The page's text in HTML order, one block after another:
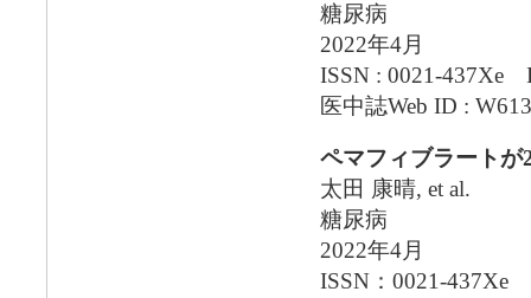
糖尿病
2022年4月
ISSN : 0021-437Xe
医中誌Web ID :
ペマフィブラート
太田 康晴, et al.
糖尿病
2022年4月
ISSN：0021-437Xe